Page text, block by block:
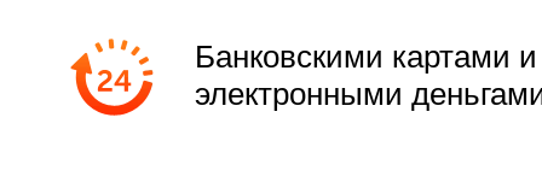
Банковскими картами и
электронными